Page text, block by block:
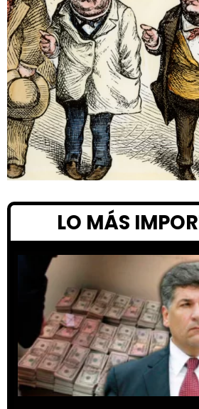
LO MÁS